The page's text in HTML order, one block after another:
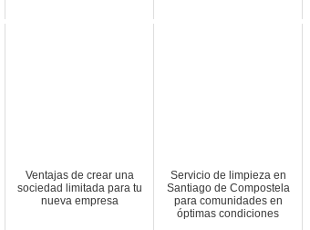
Ventajas de crear una
sociedad limitada para tu
nueva empresa
Servicio de limpieza en
Santiago de Compostela
para comunidades en
óptimas condiciones